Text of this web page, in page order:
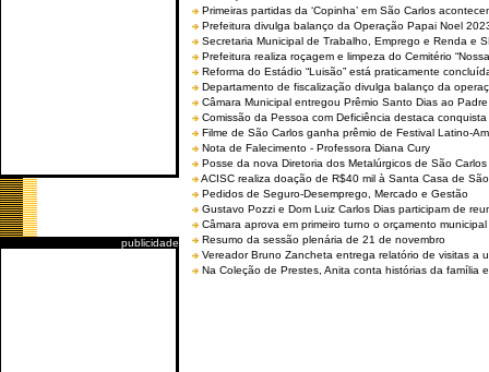
publicidade
Primeiras partidas da ‘Copinha’ em São Carlos
Prefeitura divulga balanço da Operação Papai Noel
Secretaria Municipal de Trabalho, Emprego e Renda e
Prefeitura realiza roçagem e limpeza do Cemitério
Reforma do Estádio “Luisão” está praticamente
Departamento de fiscalização divulga balanço da
Câmara Municipal entregou Prêmio Santo Dias ao
Comissão da Pessoa com Deficiência destaca
Filme de São Carlos ganha prêmio de Festival Latino-
Nota de Falecimento - Professora Diana Cury
Posse da nova Diretoria dos Metalúrgicos de São
ACISC realiza doação de R$40 mil à Santa Casa de
Pedidos de Seguro-Desemprego, Mercado e Gestão
Gustavo Pozzi e Dom Luiz Carlos Dias participam de
Câmara aprova em primeiro turno o orçamento
Resumo da sessão plenária de 21 de novembro
Vereador Bruno Zancheta entrega relatório de visitas a
Na Coleção de Prestes, Anita conta histórias da família